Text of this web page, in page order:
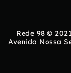
Rede 98 ©
Avenida Nossa